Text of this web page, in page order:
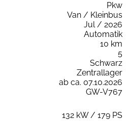
Pkw
Van / Kleinbus
Jul / 2026
Automatik
10 km
5
Schwarz
Zentrallager
ab ca. 07.10.2026
GW-V767
132 kW / 179 PS